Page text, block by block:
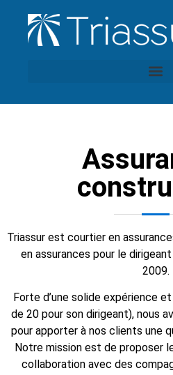
Triassur est courtier en
en assurances pour le
2009.
Forte d’une solide expérience
de 20 pour son dirigeant), nous
pour apporter à nos clients une
Notre mission est de proposer
collaboration avec des